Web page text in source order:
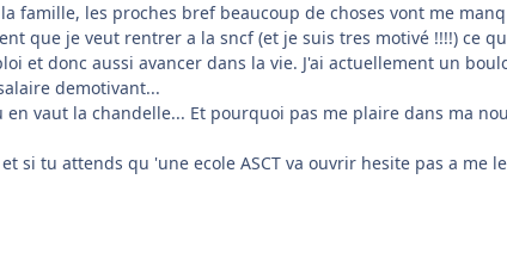
famille, les proches bref beaucoup de choses vont me
que je veut rentrer a la sncf (et je suis tres motivé !!!!) ce
et donc aussi avancer dans la vie. J'ai actuellement un
demotivant...
en vaut la chandelle... Et pourquoi pas me plaire dans ma
si tu attends qu 'une ecole ASCT va ouvrir hesite pas a me